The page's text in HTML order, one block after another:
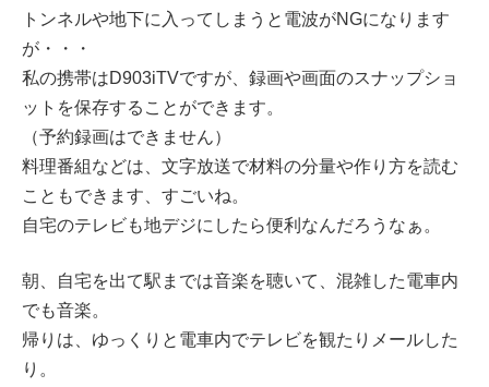
トンネルや地下に入ってしまうと電波がNGになります
が・・・
私の携帯はD903iTVですが、録画や画面のスナップショ
ットを保存することができます。
（予約録画はできません）
料理番組などは、文字放送で材料の分量や作り方を読む
こともできます、すごいね。
自宅のテレビも地デジにしたら便利なんだろうなぁ。
朝、自宅を出て駅までは音楽を聴いて、混雑した電車内
でも音楽。
帰りは、ゆっくりと電車内でテレビを観たりメールした
り。